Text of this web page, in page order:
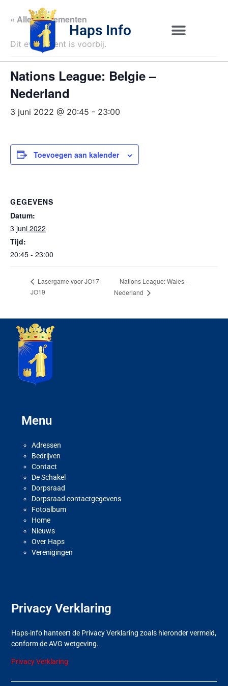
Haps Info
« Alle Evenementen
Dit evenement is voorbij.
Nations League: Belgie –
Nederland
3 juni 2022 @ 20:45 - 23:00
Toevoegen aan kalender
GEGEVENS
Datum:
3 juni 2022
Tijd:
20:45 - 23:00
Lasergame voor JO17-
JO19
Nations League: Wales –
Nederland
Menu
Adressen
Bedrijven
Contact
De Schakel
Dorpsraad
Dorpsraad contactgegevens
Fotoalbum
Home
Nieuws
Over Haps
Verenigingen
Privacy Verklaring
Haps-info hanteert de Privacy Verklaring zoals hieronder vermeld,
conform de AVG wetgeving.
Privacy Verklaring